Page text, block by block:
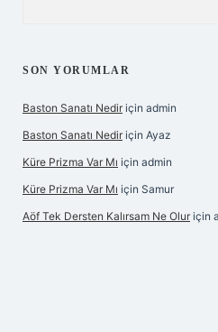
SON YORUMLAR
Baston Sanatı Nedir için admin
Baston Sanatı Nedir için Ayaz
Küre Prizma Var Mı için admin
Küre Prizma Var Mı için Samur
Aöf Tek Dersten Kalırsam Ne Olur için